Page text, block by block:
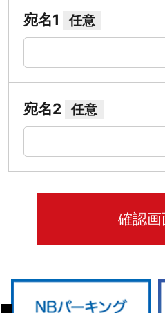
宛名1 任意
宛名2 任意